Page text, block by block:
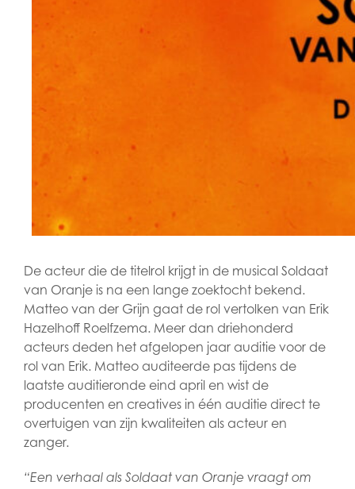
De acteur die de titelrol krijgt in de musical Soldaat
van Oranje is na een lange zoektocht bekend.
Matteo van der Grijn gaat de rol vertolken van Erik
Hazelhoff Roelfzema. Meer dan driehonderd
acteurs deden het afgelopen jaar auditie voor de
rol van Erik. Matteo auditeerde pas tijdens de
laatste auditieronde eind april en wist de
producenten en creatives in één auditie direct te
overtuigen van zijn kwaliteiten als acteur en
zanger.
“Een verhaal als Soldaat van Oranje vraagt om